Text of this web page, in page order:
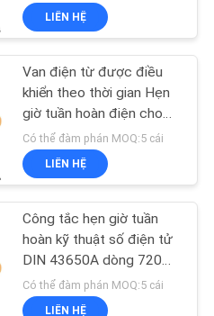
van điện
495
lực
1184
LIÊN HỆ
Van điện từ được điều
khiển theo thời gian Hẹn
giờ tuần hoàn điện cho
máy nén khí Van xả tự
động
Có thể đàm phán MOQ:5 cái
LIÊN HỆ
Công tắc hẹn giờ tuần
hoàn kỹ thuật số điện tử
DIN 43650A dòng 720
cho máy nén khí
Có thể đàm phán MOQ:5 cái
LIÊN HỆ